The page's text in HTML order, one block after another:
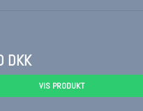
DKK
VIS PRODUKT